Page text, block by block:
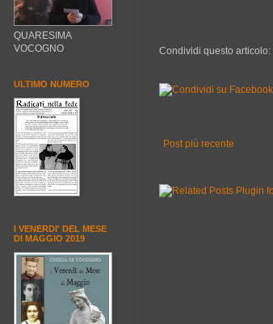
Condividi questo articolo:
Post più recente
QUARESIMA
VOCOGNO
ULTIMO NUMERO
I VENERDI' DEL MESE
DI MAGGIO 2019